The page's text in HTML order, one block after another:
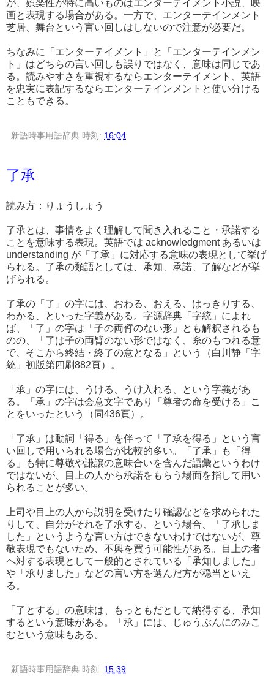
が、娯楽性が特に高いものはエンターテイメント小説、映
画と表現する場合がある。一方で、エンターテインメント
芝居、舞台という言い回しはしないので注意が必要だ。
ちなみに「エンターテイメント」と「エンターテインメン
ト」はどちらの言い回しも誤りではなく、意味は同じであ
る。読みやすさを重視するならエンターテイメント、英語
を忠実に表記するならエンターテインメントと使い分ける
こともできる。
新語時事用語辞典 時刻: 16:04
了承
読み方：りょうしょう
了承とは、事情をよく理解して聞き入れること・承諾する
ことを意味する表現。英語では acknowledgment あるいは
understanding が「了承」に対応する意味の表現として挙げ
られる。了承の類語としては、承知、承諾、了解などが挙
げられる。
了承の「了」の字には、おわる、おえる、はっきりする、
わかる、といった字義がある。字源辞典「字統」によれ
ば、「了」の字は「子の両臂のない形」とも解釈されるも
のの、「了は子の両臂のない形ではなく、糸のもつれる意
で、そこから終結・終了の意となる」という（白川静「字
統」初版第四刷882頁）。
「承」の字には、うける、うけ入れる、という字義があ
る。「承」の字は会意文字であり「尊者の命を受ける」こ
とをいったという（同436頁）。
「了承」は動詞「得る」を伴って「了承を得る」という言
い回しで用いられる場合が比較的多い。「了承」も「得
る」も特に尊敬や謙譲の意味合いを含んだ語彙というわけ
ではないが、目上の人から承諾をもらう場面を指して用い
られることが多い。
上司や目上の人から説明を受けたり確認などを求められた
りして、自分がそれを了承する、という場合、「了承しま
した」というような言い方はできないわけではないが、尊
敬表現でもないため、不興を買う可能性がある。目上の者
へ対する表現として一般的とされている「承知しました」
や「承りました」などの言い方を選んだ方が穏当といえ
る。
「了とする」の意味は、もっともだとして納得する、承知
するという意味がある。「承」には、じゅうぶんにのみこ
むという意味もある。
新語時事用語辞典 時刻: 15:39